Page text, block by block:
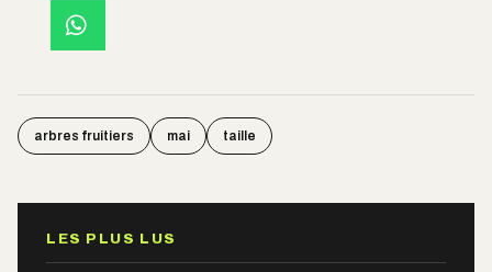
arbres fruitiers mai taille
LES PLUS LUS